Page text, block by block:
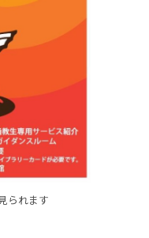
られます